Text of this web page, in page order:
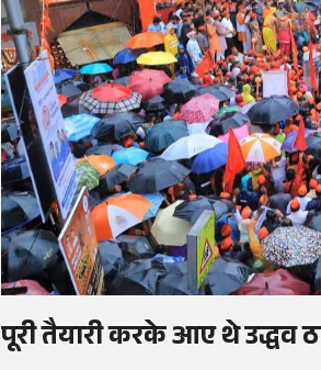
पूरी तैयारी करके आए थे उद्धव